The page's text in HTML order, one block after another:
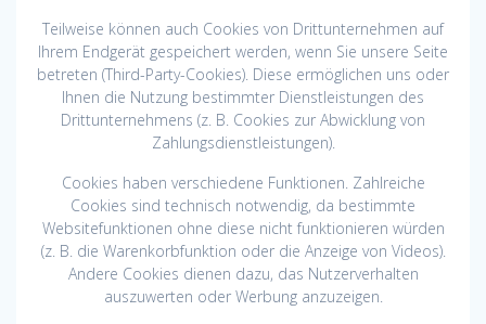
Teilweise können auch Cookies von Drittunternehmen auf
Ihrem Endgerät gespeichert werden, wenn Sie unsere Seite
betreten (Third-Party-Cookies). Diese ermöglichen uns oder
Ihnen die Nutzung bestimmter Dienstleistungen des
Drittunternehmens (z. B. Cookies zur Abwicklung von
Zahlungsdienstleistungen).
Cookies haben verschiedene Funktionen. Zahlreiche
Cookies sind technisch notwendig, da bestimmte
Websitefunktionen ohne diese nicht funktionieren würden
(z. B. die Warenkorbfunktion oder die Anzeige von Videos).
Andere Cookies dienen dazu, das Nutzerverhalten
auszuwerten oder Werbung anzuzeigen.